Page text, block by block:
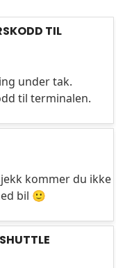
TIL
under tak.
til terminalen.
kommer du ikke
bil 🙂